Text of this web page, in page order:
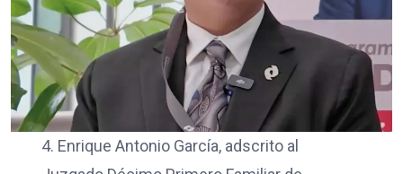
4. Enrique Antonio García, adscrito al